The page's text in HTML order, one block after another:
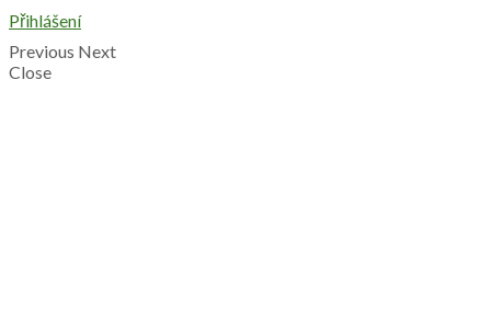
Přihlášení
Previous Next
Close